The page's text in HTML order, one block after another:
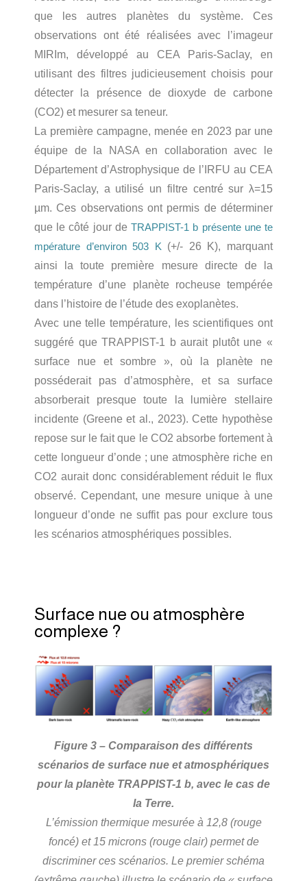
que les autres planètes du système. Ces
observations ont été réalisées avec l’imageur
MIRIm, développé au CEA Paris-Saclay, en
utilisant des filtres judicieusement choisis pour
détecter la présence de dioxyde de carbone
(CO2) et mesurer sa teneur.
La première campagne, menée en 2023 par une
équipe de la NASA en collaboration avec le
Département d’Astrophysique de l’IRFU au CEA
Paris-Saclay, a utilisé un filtre centré sur λ=15
µm. Ces observations ont permis de déterminer
que le côté jour deTRAPPIST-1 b présente une te
mpérature d’environ 503 K(+/- 26 K), marquant
ainsi la toute première mesure directe de la
température d’une planète rocheuse tempérée
dans l’histoire de l’étude des exoplanètes.
Avec une telle température, les scientifiques ont
suggéré que TRAPPIST-1 b aurait plutôt une «
surface nue et sombre », où la planète ne
posséderait pas d’atmosphère, et sa surface
absorberait presque toute la lumière stellaire
incidente (Greene et al., 2023). Cette hypothèse
repose sur le fait que le CO2 absorbe fortement à
cette longueur d’onde ; une atmosphère riche en
CO2 aurait donc considérablement réduit le flux
observé. Cependant, une mesure unique à une
longueur d’onde ne suffit pas pour exclure tous
les scénarios atmosphériques possibles.
Surface nue ou atmosphère
complexe ?
Figure 3 – Comparaison des différents
scénarios de surface nue et atmosphériques
pour la planète TRAPPIST-1 b, avec le cas de
la Terre.
L’émission thermique mesurée à 12,8 (rouge
foncé) et 15 microns (rouge clair) permet de
discriminer ces scénarios. Le premier schéma